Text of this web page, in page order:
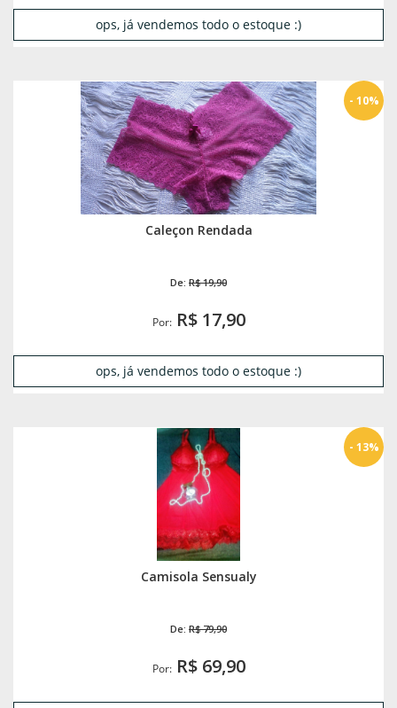
ops, já vendemos todo o estoque :)
Caleçon Rendada
De: R$ 19,90
Por:R$ 17,90
- 10%
ops, já vendemos todo o estoque :)
Camisola Sensualy
De: R$ 79,90
Por:R$ 69,90
- 13%